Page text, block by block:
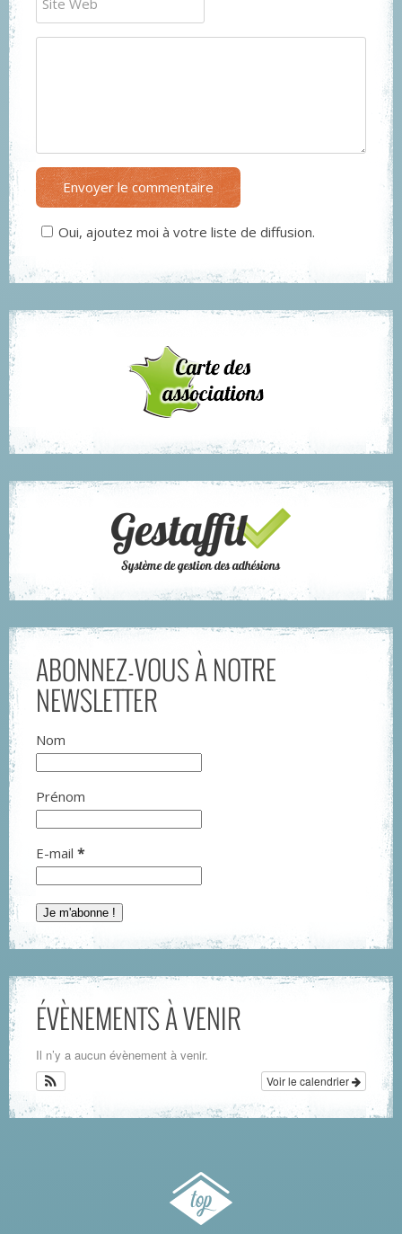
Envoyer le commentaire
Oui, ajoutez moi à votre liste de diffusion.
ABONNEZ-VOUS À NOTRE
NEWSLETTER
Nom
Prénom
E-mail *
ÉVÈNEMENTS À VENIR
Il n’y a aucun évènement à venir.
Voir le calendrier